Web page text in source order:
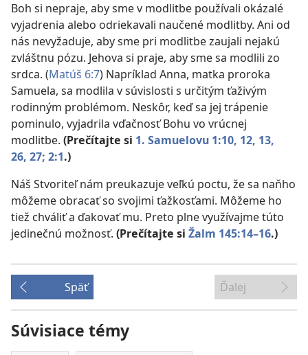
Boh si nepraje, aby sme v modlitbe používali okázalé
vyjadrenia alebo odriekavali naučené modlitby. Ani od
nás nevyžaduje, aby sme pri modlitbe zaujali nejakú
zvláštnu pózu. Jehova si praje, aby sme sa modlili zo
srdca. (Matúš 6:7) Napríklad Anna, matka proroka
Samuela, sa modlila v súvislosti s určitým ťaživým
rodinným problémom. Neskôr, keď sa jej trápenie
pominulo, vyjadrila vďačnosť Bohu vo vrúcnej
modlitbe. (Prečítajte si 1. Samuelovu 1:10, 12, 13,
26, 27; 2:1.)
Náš Stvoriteľ nám preukazuje veľkú poctu, že sa naňho
môžeme obracať so svojimi ťažkosťami. Môžeme ho
tiež chváliť a ďakovať mu. Preto plne využívajme túto
jedinečnú možnosť. (Prečítajte si Žalm 145:14–16.)
Späť Ďalej
Súvisiace témy